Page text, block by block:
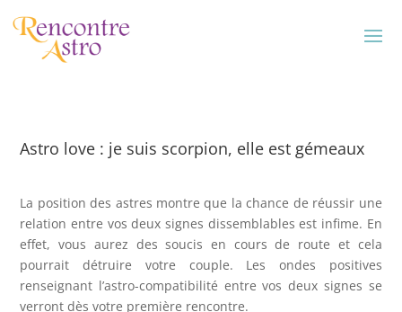
Astro love : je suis scorpion, elle est gémeaux
La position des astres montre que la chance de réussir une
relation entre vos deux signes dissemblables est infime. En
effet, vous aurez des soucis en cours de route et cela
pourrait détruire votre couple. Les ondes positives
renseignant l’astro-compatibilité entre vos deux signes se
verront dès votre première rencontre.